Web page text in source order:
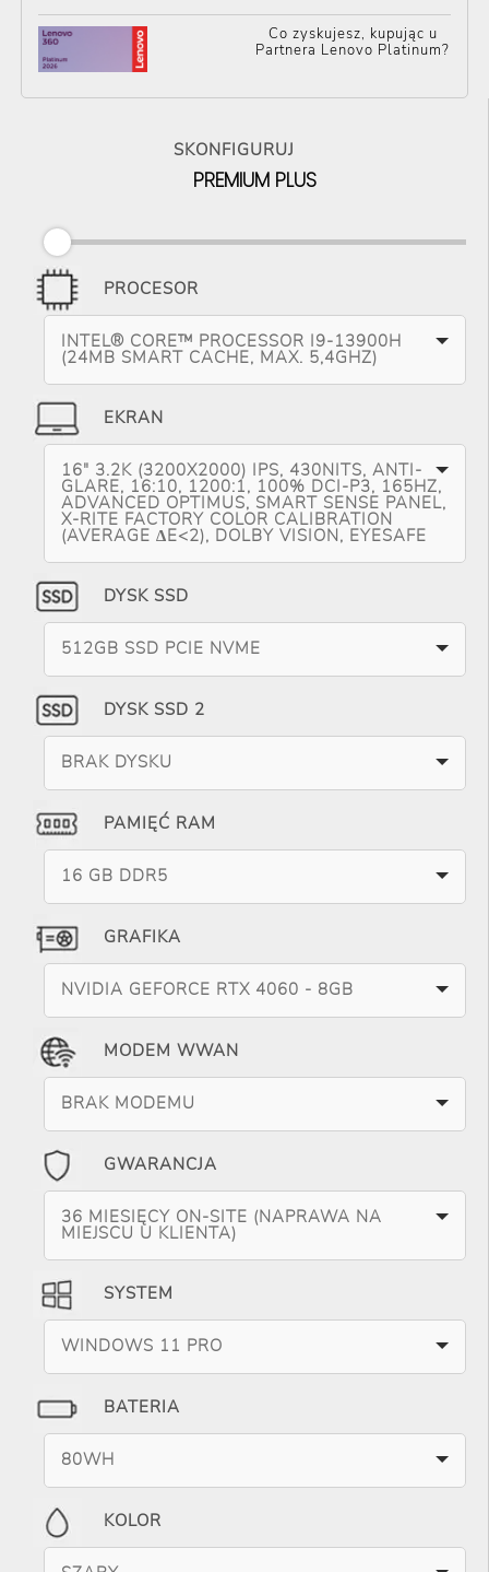
Co zyskujesz, kupując u
Partnera Lenovo Platinum?
SKONFIGURUJ
PREMIUM PLUS
PROCESOR
INTEL® CORE™ PROCESSOR I9-13900H
(24MB SMART CACHE, MAX. 5,4GHZ)
EKRAN
16" 3.2K (3200X2000) IPS, 430NITS, ANTI-
GLARE, 16:10, 1200:1, 100% DCI-P3, 165HZ,
ADVANCED OPTIMUS, SMART SENSE PANEL,
X-RITE FACTORY COLOR CALIBRATION
(AVERAGE ∆E<2), DOLBY VISION, EYESAFE
DYSK SSD
512GB SSD PCIE NVME
DYSK SSD 2
BRAK DYSKU
PAMIĘĆ RAM
16 GB DDR5
GRAFIKA
NVIDIA GEFORCE RTX 4060 - 8GB
MODEM WWAN
BRAK MODEMU
GWARANCJA
36 MIESIĘCY ON-SITE (NAPRAWA NA
MIEJSCU U KLIENTA)
SYSTEM
WINDOWS 11 PRO
BATERIA
80WH
KOLOR